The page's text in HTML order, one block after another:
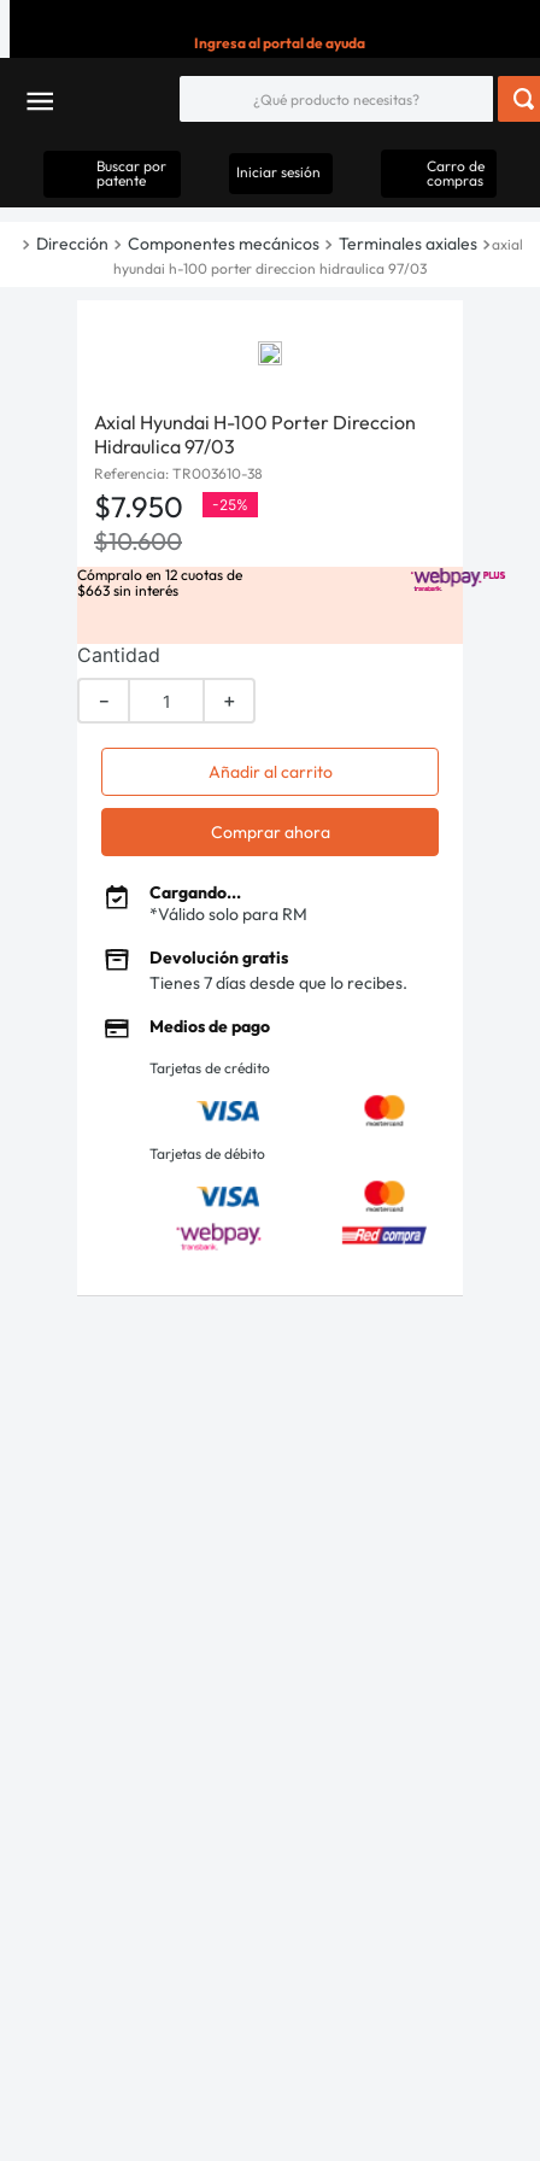
Ingresa al portal de ayuda
Buscar por
patente
Iniciar sesión
Carro de
compras
Dirección Componentes mecánicos Terminales axiales
axial
hyundai h-100 porter direccion hidraulica 97/03
Axial Hyundai H-100 Porter Direccion
Hidraulica 97/03
Referencia: TR003610-38
$7.950 -25%
$10.600
Cómpralo en 12 cuotas de
$663 sin interés
Cantidad
＋
－
Añadir al carrito
Comprar ahora
Cargando...
*Válido solo para RM
Devolución gratis
Tienes 7 días desde que lo recibes.
Medios de pago
Tarjetas de crédito
Tarjetas de débito